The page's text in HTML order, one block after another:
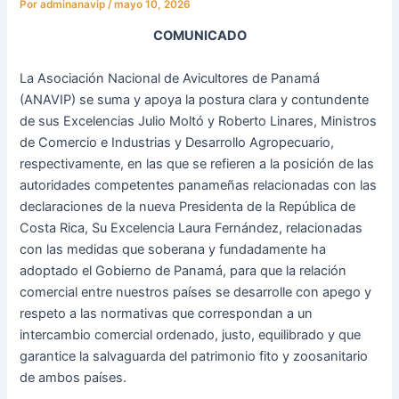
Poradminanavip /mayo 10, 2026
COMUNICADO
La Asociación Nacional de Avicultores de Panamá
(ANAVIP) se suma y apoya la postura clara y contundente
de sus Excelencias Julio Moltó y Roberto Linares, Ministros
de Comercio e Industrias y Desarrollo Agropecuario,
respectivamente, en las que se refieren a la posición de las
autoridades competentes panameñas relacionadas con las
declaraciones de la nueva Presidenta de la República de
Costa Rica, Su Excelencia Laura Fernández, relacionadas
con las medidas que soberana y fundadamente ha
adoptado el Gobierno de Panamá, para que la relación
comercial entre nuestros países se desarrolle con apego y
respeto a las normativas que correspondan a un
intercambio comercial ordenado, justo, equilibrado y que
garantice la salvaguarda del patrimonio fito y zoosanitario
de ambos países.